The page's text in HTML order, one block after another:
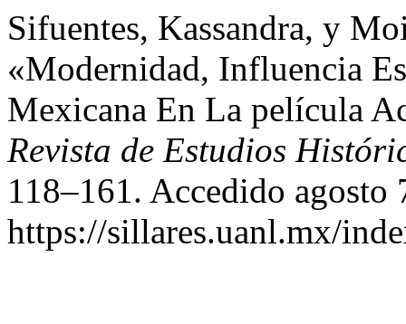
Sifuentes, Kassandra, y
«Modernidad, Influencia
Mexicana En La película
Revista de Estudios
118–161. Accedido agosto
https://sillares.uanl.mx/